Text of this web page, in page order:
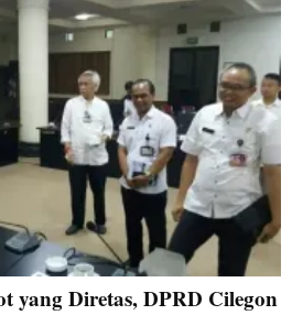
yang Diretas, DPRD Cilegon